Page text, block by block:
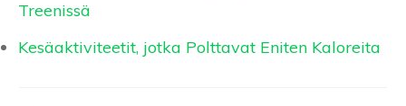
Treenissä
Kesäaktiviteetit, jotka Polttavat Eniten Kaloreita